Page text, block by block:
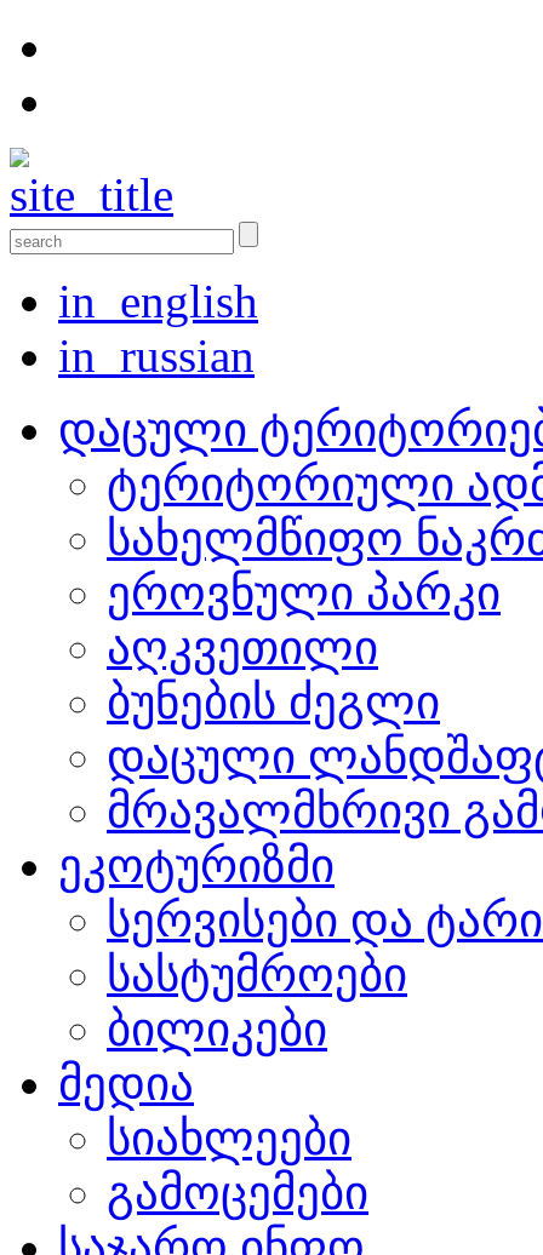
in_english
in_russian
დაცული
ტერიტორიული
სახელმწიფო
ეროვნული პარკი
აღკვეთილი
ბუნების ძეგლი
დაცული
მრავალმხრივი
ეკოტურიზმი
სერვისები და
სასტუმროები
ბილიკები
მედია
სიახლეები
გამოცემები